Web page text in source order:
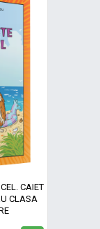
CAIET
CLASA